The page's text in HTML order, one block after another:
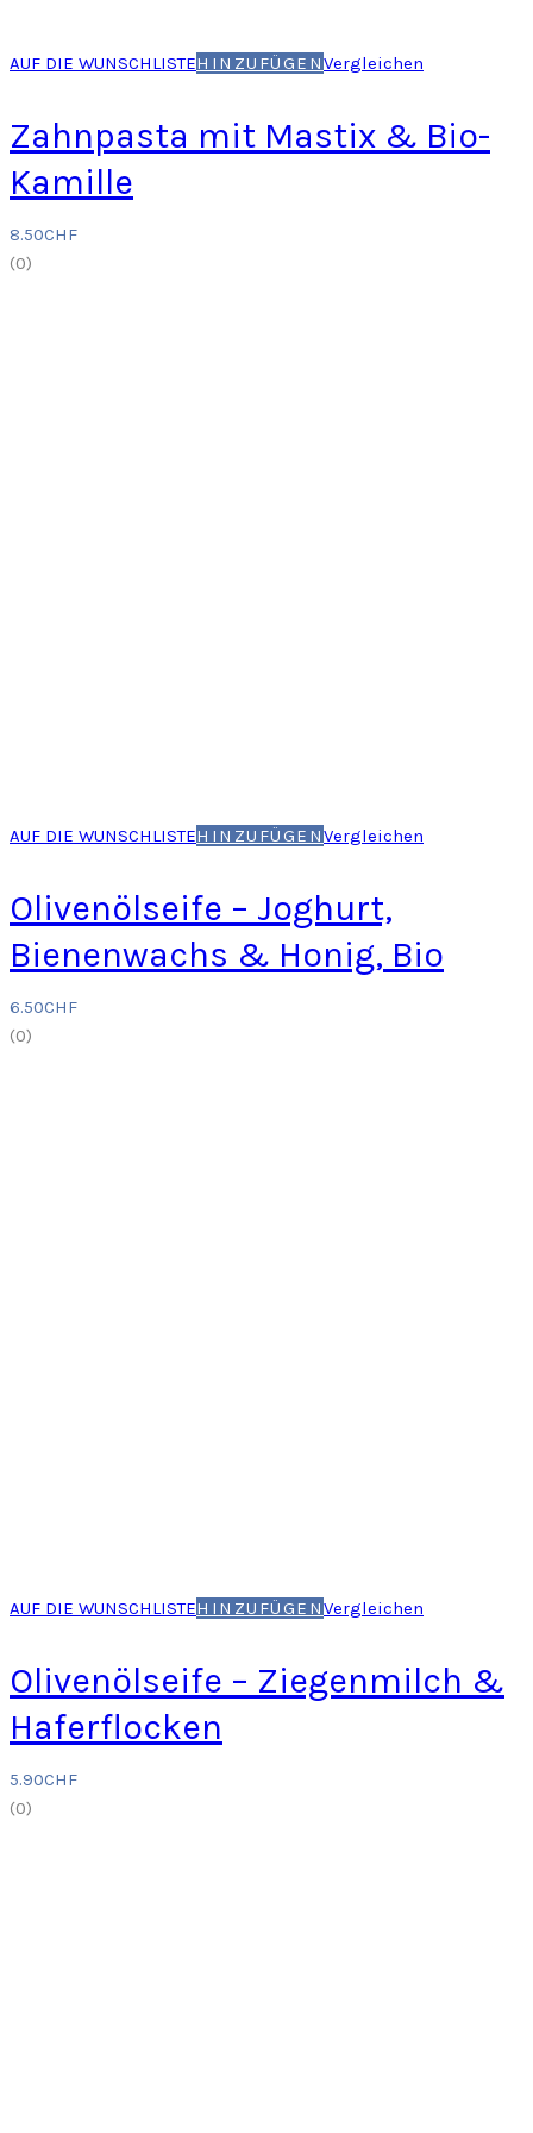
AUF DIE WUNSCHLISTEHINZUFÜGENVergleichen
Zahnpasta mit Mastix & Bio-
Kamille
8.50CHF
(0)
AUF DIE WUNSCHLISTEHINZUFÜGENVergleichen
Olivenölseife – Joghurt,
Bienenwachs & Honig, Bio
6.50CHF
(0)
AUF DIE WUNSCHLISTEHINZUFÜGENVergleichen
Olivenölseife – Ziegenmilch &
Haferflocken
5.90CHF
(0)